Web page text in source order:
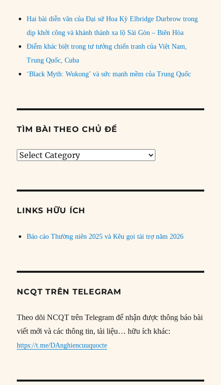
Hai bài diễn văn của Đại sứ Hoa Kỳ Elbridge Durbrow trong
dịp khởi công và khánh thành xa lộ Sài Gòn – Biên Hòa
Điểm khác biệt trong tư tưởng chiến tranh của Việt Nam,
Trung Quốc, Cuba
‘Black Myth: Wukong’ và sức mạnh mềm của Trung Quốc
TÌM BÀI THEO CHỦ ĐỀ
Tìm
đề
LINKS HỮU ÍCH
Báo cáo Thường niên 2025 và Kêu gọi tài trợ năm 2026
NCQT TRÊN TELEGRAM
Theo dõi NCQT trên Telegram để nhận được thông báo bài
viết mới và các thông tin, tài liệu… hữu ích khác:
https://t.me/DAnghiencuuquocte